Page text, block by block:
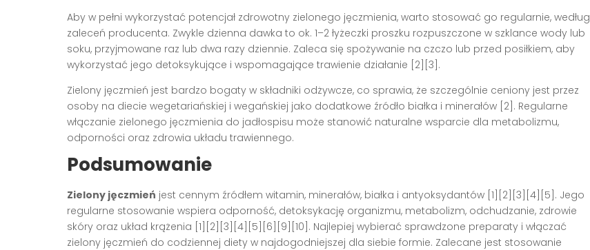
Aby w pełni wykorzystać potencjał zdrowotny zielonego jęczmienia, warto stosować go regularnie, według
zaleceń producenta. Zwykle dzienna dawka to ok. 1–2 łyżeczki proszku rozpuszczone w szklance wody lub
soku, przyjmowane raz lub dwa razy dziennie. Zaleca się spożywanie na czczo lub przed posiłkiem, aby
wykorzystać jego detoksykujące i wspomagające trawienie działanie [2][3] .
Zielony jęczmień jest bardzo bogaty w składniki odżywcze, co sprawia, że szczególnie ceniony jest przez
osoby na diecie wegetariańskiej i wegańskiej jako dodatkowe źródło białka i minerałów [2] . Regularne
włączanie zielonego jęczmienia do jadłospisu może stanowić naturalne wsparcie dla metabolizmu,
odporności oraz zdrowia układu trawiennego.
Podsumowanie
Zielony jęczmień jest cennym źródłem witamin, minerałów, białka i antyoksydantów [1][2][3][4][5] . Jego
regularne stosowanie wspiera odporność, detoksykację organizmu, metabolizm, odchudzanie, zdrowie
skóry oraz układ krążenia [1][2][3][4][5][6][9][10] . Najlepiej wybierać sprawdzone preparaty i włączać
zielony jęczmień do codziennej diety w najdogodniejszej dla siebie formie. Zalecane jest stosowanie